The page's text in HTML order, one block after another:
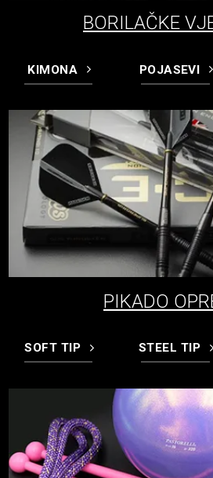
BORILAČKE
KIMONA POJASEVI
PIKADO
SOFT TIP STEEL TIP